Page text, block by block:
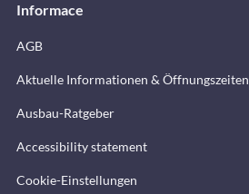
Informace
AGB
Aktuelle Informationen & Öffnungszeiten
Ausbau-Ratgeber
Accessibility statement
Cookie-Einstellungen